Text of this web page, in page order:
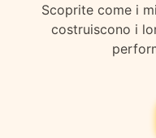
Scoprite come i
costruiscono i